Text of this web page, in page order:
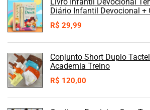
Diário Infantil Devocional +
R$ 29,99
Conjunto Short Duplo
Academia Treino
R$ 120,00